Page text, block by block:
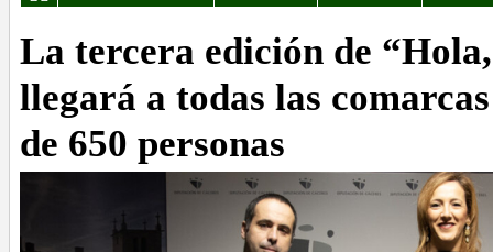
La tercera edición de
llegará a todas las
de 650 personas